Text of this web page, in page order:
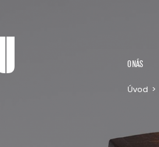
O NÁS
Úvod >